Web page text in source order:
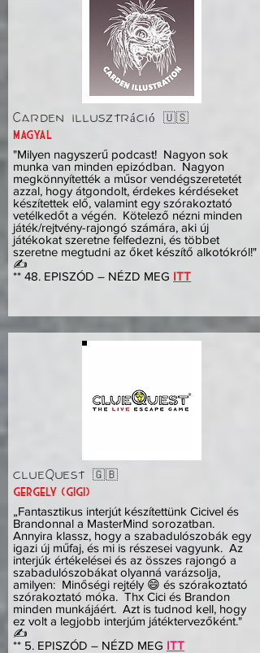
Carden illusztráció 🇺🇸
MAGYAL
"Milyen nagyszerű podcast! Nagyon sok
munka van minden epizódban. Nagyon
megkönnyítették a műsor vendégszeretetét
azzal, hogy átgondolt, érdekes kérdéseket
készítettek elő, valamint egy szórakoztató
vetélkedőt a végén. Kötelező nézni minden
játék/rejtvény-rajongó számára, aki új
játékokat szeretne felfedezni, és többet
szeretne megtudni az őket készítő alkotókról!"
✍️
** 48. EPISZÓD – NÉZD MEG ITT
clueQuest 🇬🇧
gergely (gigi)
„Fantasztikus interjút készítettünk Cicivel és
Brandonnal a MasterMind sorozatban.
Annyira klassz, hogy a szabadulószobák egy
igazi új műfaj, és mi is részesei vagyunk. Az
interjúk értékelései és az összes rajongó a
szabadulószobákat olyanná varázsolja,
amilyen: Minőségi rejtély 😄 és szórakoztató
szórakoztató móka. Thx Cici és Brandon
minden munkájáért. Azt is tudnod kell, hogy
ez volt a legjobb interjúm játéktervezőként."
✍️
** 5. EPISZÓD – NÉZD MEG ITT